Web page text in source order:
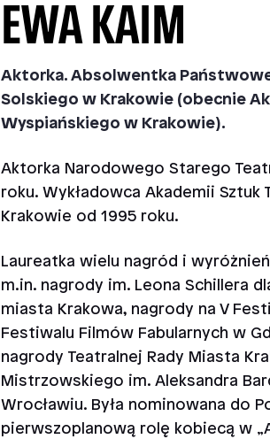
EWA KAIM
Aktorka. Absolwentka
Solskiego w Krakowie (obecnie
Wyspiańskiego w Krakowie).
Aktorka Narodowego Starego
roku. Wykładowca Akademii
Krakowie od 1995 roku.
Laureatka wielu nagród i
m.in. nagrody im. Leona Schillera
miasta Krakowa, nagrody na V
Festiwalu Filmów Fabularnych w
nagrody Teatralnej Rady Miasta
Mistrzowskiego im. Aleksandra
Wrocławiu. Była nominowana do
pierwszoplanową rolę kobiecą w